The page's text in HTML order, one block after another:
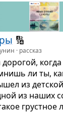
🔢
· рассказ
ли ты,
из
из наших
груст­ное